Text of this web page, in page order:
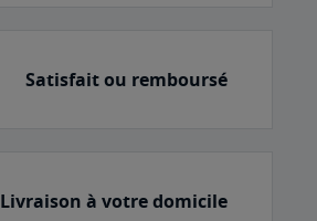
Satisfait ou remboursé
Livraison à votre domicile